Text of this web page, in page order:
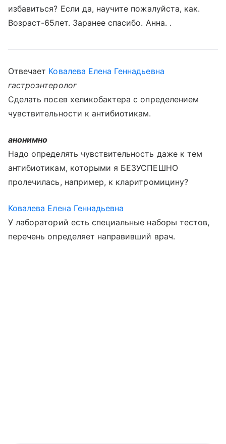
избавиться? Если да, научите пожалуйста, как.
Возраст-65лет. Заранее спасибо. Анна. .
Отвечает Ковалева Елена Геннадьевна
гастроэнтеролог
Сделать посев хеликобактера с определением
чувствительности к антибиотикам.
анонимно
Надо определять чувствительность даже к тем
антибиотикам, которыми я БЕЗУСПЕШНО
пролечилась, например, к кларитромицину?
Ковалева Елена Геннадьевна
У лабораторий есть специальные наборы тестов,
перечень определяет направивший врач.